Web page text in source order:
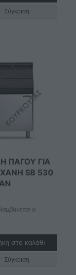
Σύγκριση
ΠΆΓΟΥ ΓΙΑ
SB 530
ο
στο καλάθι
Σύγκριση